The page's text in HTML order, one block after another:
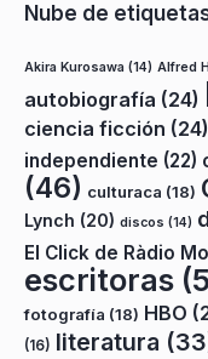
Nube de
Akira Kurosawa (14) Alfred
autobiografía (24)
ciencia ficción (24)
independiente (22)
(46) culturaca (18)
Lynch (20) discos (14)
El Click de Ràdio
escritoras
fotografía (18) HBO
(16) literatura